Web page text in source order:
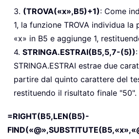
3. (TROVA(«x»,B5)+1): Come
1, la funzione TROVA individua
«x» in B5 e aggiunge 1,
4. STRINGA.ESTRAI(B5,5,7-(5))
STRINGA.ESTRAI estrae due
partire dal quinto carattere del
restituendo il risultato finale "50".
=RIGHT(B5,LEN(B5)-